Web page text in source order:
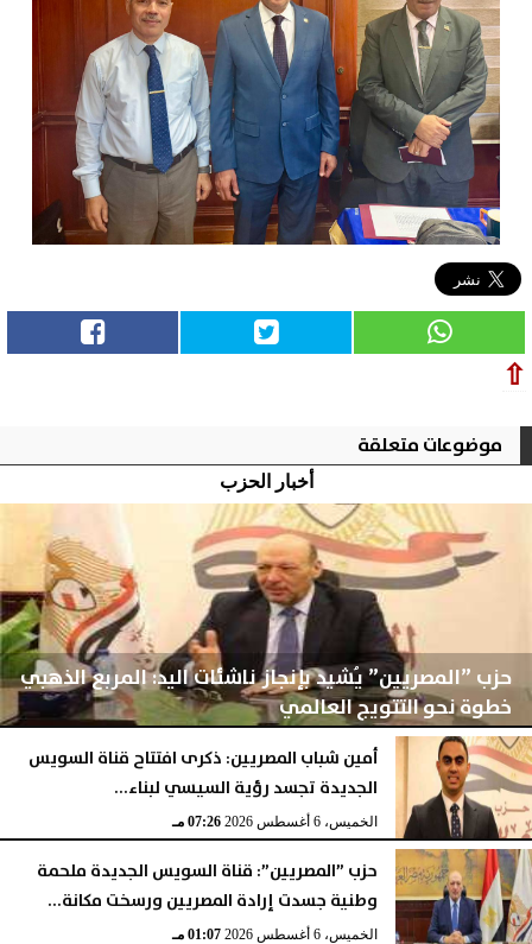
⇧
موضوعات متعلقة
أخبار الحزب
حزب ”المصريين” يُشيد بإنجاز ناشئات اليد: المربع الذهبي
خطوة نحو التتويج العالمي
الخميس، 6 أغسطس 2026 10:00 مـ
أمين شباب المصريين: ذكرى افتتاح قناة السويس
الجديدة تجسد رؤية السيسي لبناء...
الخميس، 6 أغسطس 2026 07:26 مـ
حزب ”المصريين”: قناة السويس الجديدة ملحمة
وطنية جسدت إرادة المصريين ورسخت مكانة...
الخميس، 6 أغسطس 2026 01:07 مـ